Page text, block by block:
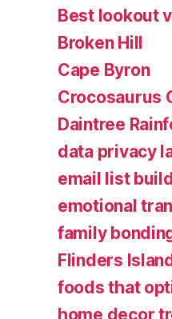
Best lookout
Broken Hill
Cape Byron
Crocosaurus
Daintree
data privacy
email list
emotional
family
Flinders
foods that
home decor